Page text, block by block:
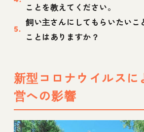
ことを教えてください。
飼い主さんにしてもらいたいこ
ことはありますか？
新型コロナウイルスに
営への影響